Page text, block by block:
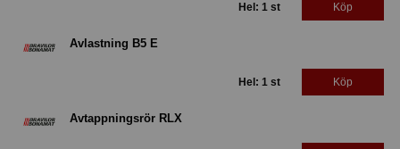
Hel: 1 st Köp
Avlastning B5 E
Hel: 1 st Köp
Avtappningsrör RLX